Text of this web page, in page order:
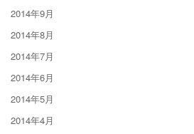
2014年9月
2014年8月
2014年7月
2014年6月
2014年5月
2014年4月